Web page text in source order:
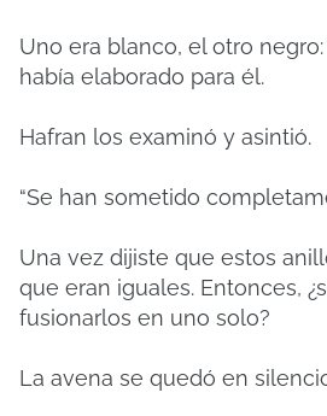
Uno era blanco, el otro
había elaborado para él.
Hafran los examinó y asintió.
“Se han sometido
Una vez dijiste que estos
que eran iguales. Entonces,
fusionarlos en uno solo?
La avena se quedó en